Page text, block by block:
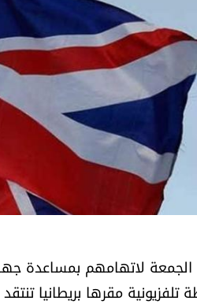
لاتهامهم بمساعدة
مقرها بريطانيا